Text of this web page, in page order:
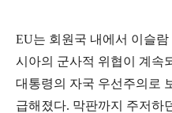
EU는 회원국 내에서 이슬
시아의 군사적 위협이 계속
대통령의 자국 우선주의로
급해졌다. 막판까지 주저하